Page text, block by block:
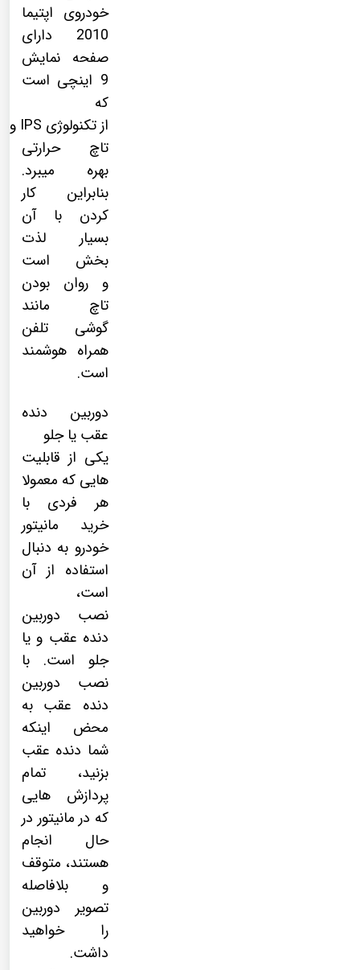
خودروی اپتیما
2010 دارای
صفحه نمایش
9 اینچی است
که
از تکنولوژی IPS و
تاچ حرارتی
بهره میبرد.
بنابراین کار
کردن با آن
بسیار لذت
بخش است
و روان بودن
تاچ مانند
گوشی تلفن
همراه هوشمند
است.
دوربین دنده
عقب یا جلو
یکی از قابلیت
هایی که معمولا
هر فردی با
خرید مانیتور
خودرو به دنبال
استفاده از آن
است،
نصب دوربین
دنده عقب و یا
جلو است. با
نصب دوربین
دنده عقب به
محض اینکه
شما دنده عقب
بزنید، تمام
پردازش هایی
که در مانیتور در
حال انجام
هستند، متوقف
و بلافاصله
تصویر دوربین
را خواهید
داشت.